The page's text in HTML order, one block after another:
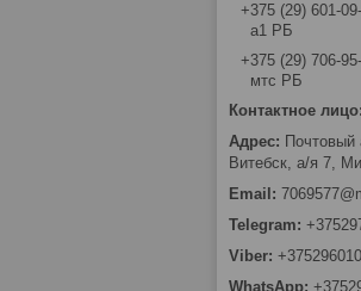
+375 (29) 601-
а1 РБ
+375 (29) 706-
мтс РБ
Почтовый
Витебск, а/я 7,